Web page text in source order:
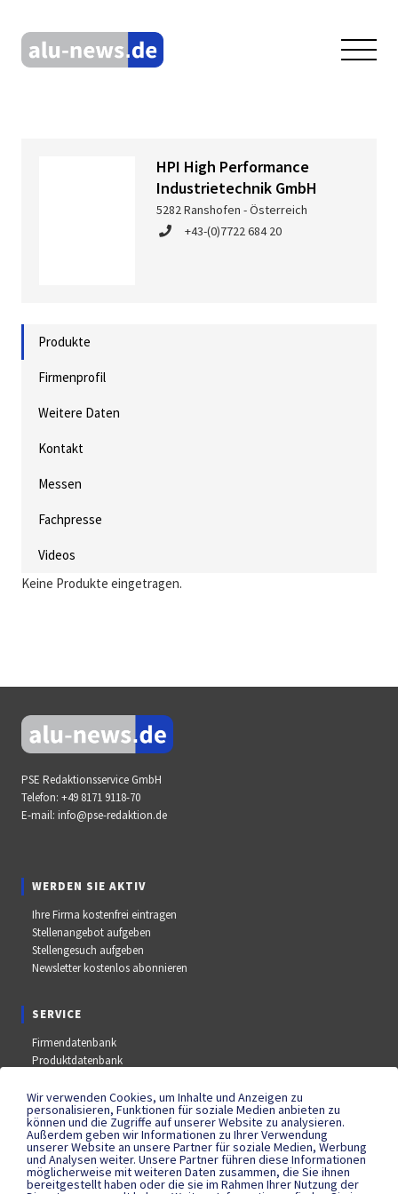
HPI High Performance
Industrietechnik GmbH
5282 Ranshofen - Österreich
+43-(0)7722 684 20
Produkte
Firmenprofil
Weitere Daten
Kontakt
Messen
Fachpresse
Videos
Keine Produkte eingetragen.
PSE Redaktionsservice GmbH
Telefon: +49 8171 9118-70
E-mail: info@pse-redaktion.de
WERDEN SIE AKTIV
Ihre Firma kostenfrei eintragen
Stellenangebot aufgeben
Stellengesuch aufgeben
Newsletter kostenlos abonnieren
SERVICE
Firmendatenbank
Produktdatenbank
Aus- und Weiterbildungsdatenbank
Messe- und Kongressdatenbank
SOCIAL MEDIA
YouTube
Wir verwenden Cookies, um Inhalte und Anzeigen zu
personalisieren, Funktionen für soziale Medien anbieten zu
können und die Zugriffe auf unserer Website zu analysieren.
Außerdem geben wir Informationen zu Ihrer Verwendung
unserer Website an unsere Partner für soziale Medien, Werbung
und Analysen weiter. Unsere Partner führen diese Informationen
möglicherweise mit weiteren Daten zusammen, die Sie ihnen
bereitgestellt haben oder die sie im Rahmen Ihrer Nutzung der